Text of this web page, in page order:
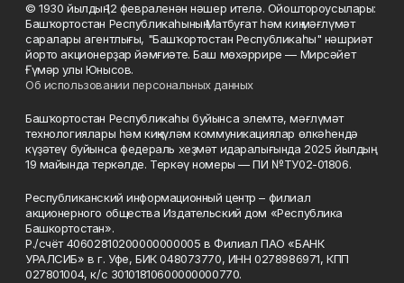
© 1930 йылдың 12 февраленән нәшер ителә. Ойоштороусылары:
Башҡортостан Республикаһының Матбуғат һәм киң мәғлүмәт
саралары агентлығы, "Башҡортостан Республикаһы" нәшриәт
йорто акционерҙар йәмғиәте. Баш мөхәррире — Мирсәйет
Ғүмәр улы Юнысов.
Об использовании персональных данных
Башҡортостан Республикаһы буйынса элемтә, мәғлүмәт
технологиялары һәм киңкүләм коммуникациялар өлкәһендә
күҙәтеү буйынса федераль хеҙмәт идаралығында 2025 йылдың
19 майында теркәлде. Теркәү номеры — ПИ №ТУ02-01806.
Республиканский информационный центр – филиал
акционерного общества Издательский дом «Республика
Башкортостан».
Р./счёт 40602810200000000005 в Филиал ПАО «БАНК
УРАЛСИБ» в г. Уфе, БИК 048073770, ИНН 0278986971, КПП
027801004, к/с 30101810600000000770.